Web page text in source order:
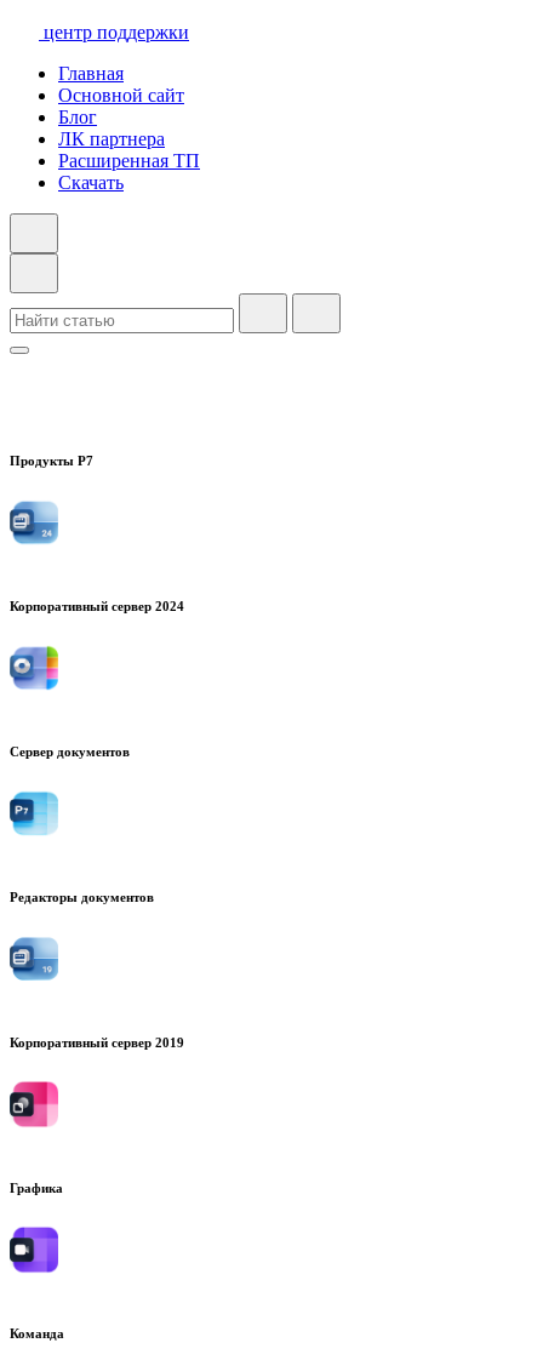
центр поддержки
Главная
Основной сайт
Блог
ЛК партнера
Расширенная ТП
Скачать
Продукты Р7
Корпоративный сервер 2024
Сервер документов
Редакторы документов
Корпоративный сервер 2019
Графика
Команда